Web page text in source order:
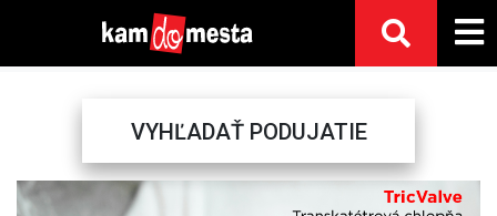
VYHĽADAŤ PODUJATIE